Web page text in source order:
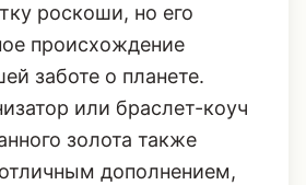
роскоши, но его
происхождение
заботе о планете.
или браслет-коуч
золота также
дополнением,